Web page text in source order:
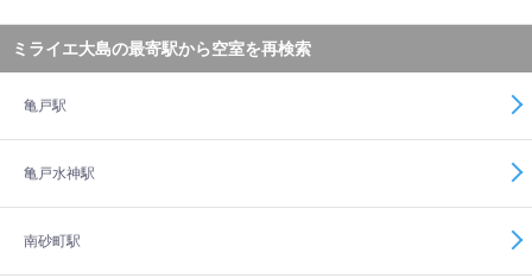
ミライエ大島の最寄駅から空室を再検索
亀戸駅
亀戸水神駅
南砂町駅